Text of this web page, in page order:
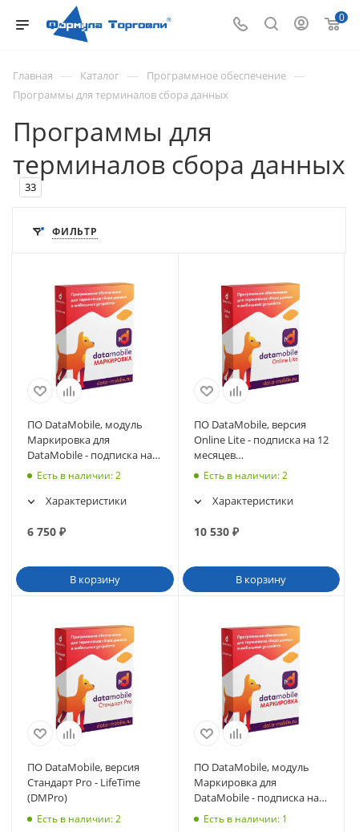
0
Главная — Каталог — Программное обеспечение —
Программы для терминалов сбора данных
Программы для
терминалов сбора данных
33
ФИЛЬТР
ПО DataMobile, модуль
Маркировка для
DataMobile - подписка на
12 месяцев
Есть в наличии: 2
Характеристики
6 750 ₽
В корзину
ПО DataMobile, версия
Online Lite - подписка на 12
месяцев
(DMOnlineLite12m)
Есть в наличии: 2
Характеристики
10 530₽
В корзину
ПО DataMobile, версия
Стандарт Pro - LifeTime
(DMPro)
Есть в наличии: 2
ПО DataMobile, модуль
Маркировка для
DataMobile - подписка на 6
месяцев
Есть в наличии: 1